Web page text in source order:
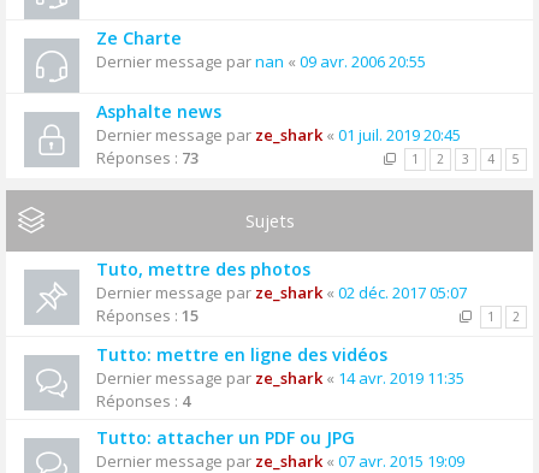
Ze Charte
Dernier message parnan « 09 avr. 2006 20:55
Asphalte news
Dernier message par ze_shark« 01 juil. 2019 20:45
Réponses : 73 1 2 3 4 5
Sujets
Tuto, mettre des photos
Dernier message par ze_shark« 02 déc. 2017 05:07
Réponses : 15 1 2
Tutto: mettre en ligne des vidéos
Dernier message par ze_shark« 14 avr. 2019 11:35
Réponses : 4
Tutto: attacher un PDF ou JPG
Dernier message par ze_shark« 07 avr. 2015 19:09